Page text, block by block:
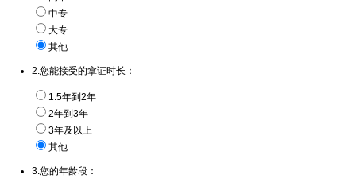
中专
大专
其他
2.您能接受的拿证时长：
1.5年到2年
2年到3年
3年及以上
其他
3.您的年龄段：